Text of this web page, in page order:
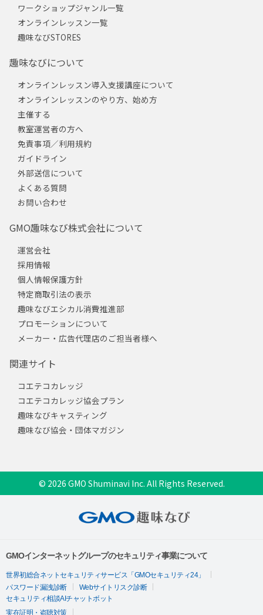
ワークショップジャンル一覧
オンラインレッスン一覧
趣味なびSTORES
趣味なびについて
オンラインレッスン導入支援講座について
オンラインレッスンのやり方、始め方
主催する
教室運営者の方へ
免責事項／利用規約
ガイドライン
外部送信について
よくある質問
お問い合わせ
GMO趣味なび株式会社について
運営会社
採用情報
個人情報保護方針
特定商取引法の表示
趣味なびエシカル消費推進部
プロモーションについて
メーカー・広告代理店のご担当者様へ
関連サイト
コエテコカレッジ
コエテコカレッジ協会プラン
趣味なびキャスティング
趣味なび協会・団体マガジン
© 2026 GMO Shuminavi Inc. All Rights Reserved.